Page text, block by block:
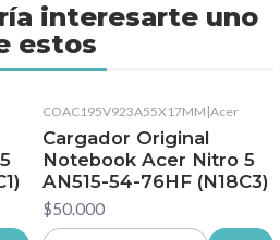
interesarte uno
estos
COAC195V923A55X17MM |Acer
Cargador Original
Notebook Acer Nitro 5
AN515-54-76HF (N18C3)
$50.000